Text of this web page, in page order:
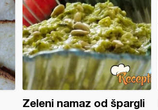
Zeleni namaz od špargli